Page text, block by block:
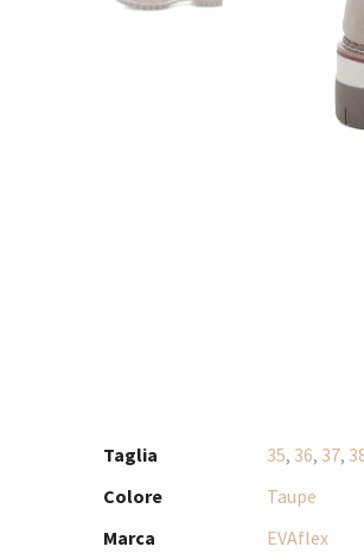
Taglia 35, 36, 37,
Colore
Taupe
Marca
EVAflex